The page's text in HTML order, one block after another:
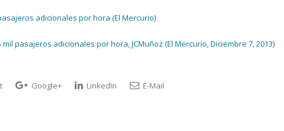
adicionales por hora (El Mercurio)
pasajeros adicionales por hora, JCMuñoz (El Mercurio, Diciembre 7, 2013)
Google+ LinkedIn E-Mail